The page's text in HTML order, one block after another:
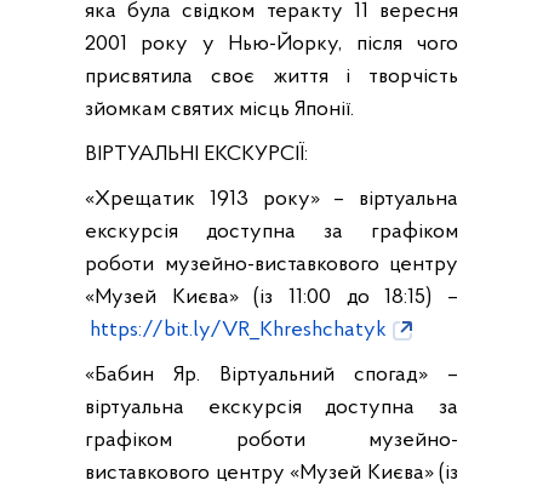
яка була свідком теракту 11 вересня
2001 року у Нью-Йорку, після чого
присвятила своє життя і творчість
зйомкам святих місць Японії.
ВІРТУАЛЬНІ ЕКСКУРСІЇ:
«Хрещатик 1913 року» – віртуальна
екскурсія доступна за графіком
роботи музейно-виставкового центру
«Музей Києва» (із 11:00 до 18:15) –
https://bit.ly/VR_Khreshchatyk
«Бабин Яр. Віртуальний спогад» –
віртуальна екскурсія доступна за
графіком роботи музейно-
виставкового центру «Музей Києва» (із